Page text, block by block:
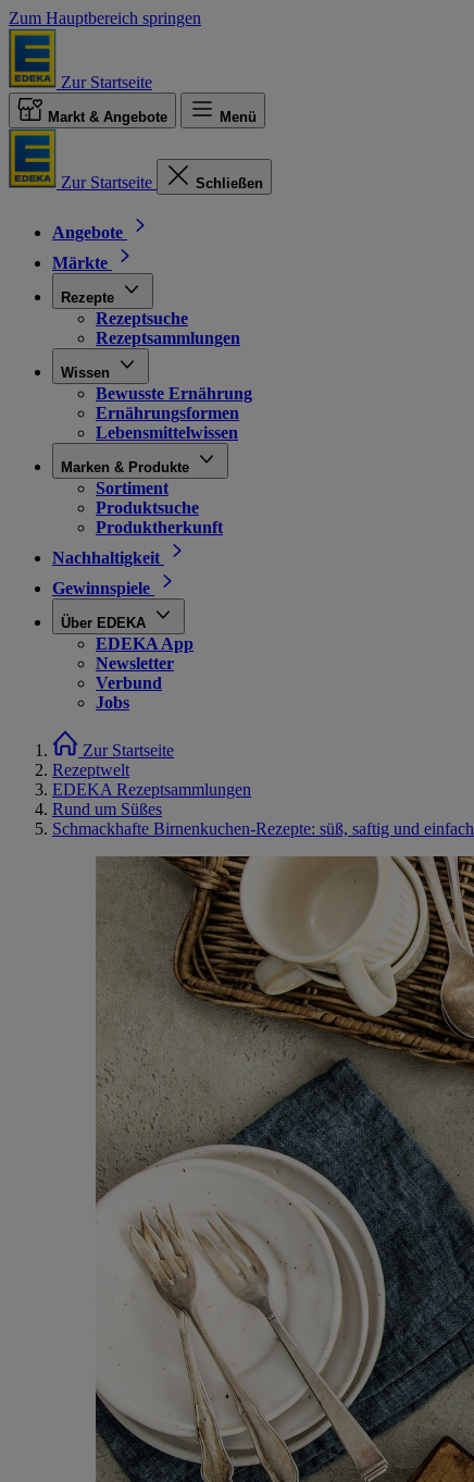
Zum Hauptbereich springen
Zur Startseite
Markt & Angebote Menü
Zur Startseite Schließen
Angebote
Märkte
Rezepte
Rezeptsuche
Rezeptsammlungen
Wissen
Bewusste Ernährung
Ernährungsformen
Lebensmittelwissen
Marken & Produkte
Sortiment
Produktsuche
Produktherkunft
Nachhaltigkeit
Gewinnspiele
Über EDEKA
EDEKA App
Newsletter
Verbund
Jobs
Zur Startseite
Rezeptwelt
EDEKA Rezeptsammlungen
Rund um Süßes
Schmackhafte Birnenkuchen-Rezepte: süß, saftig und einfach